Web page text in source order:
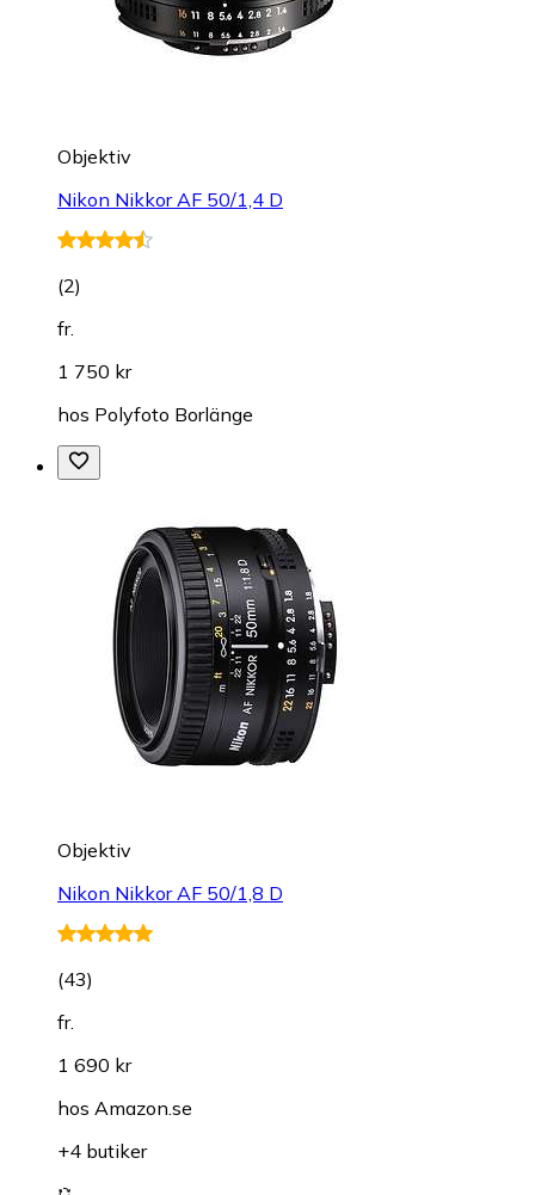
Objektiv
Nikon Nikkor AF 50/1,4 D
(2)
fr.
1 750 kr
hos Polyfoto Borlänge
Objektiv
Nikon Nikkor AF 50/1,8 D
(43)
fr.
1 690 kr
hos Amazon.se
+4 butiker